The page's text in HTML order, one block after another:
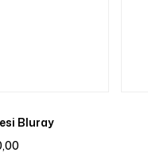
Bluray